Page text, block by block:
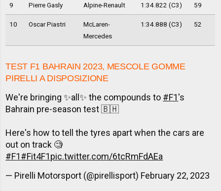
9 Pierre Gasly Alpine-Renault 1:34.822 (C3) 59
10 Oscar Piastri
McLaren-
Mercedes
1:34.888 (C3) 52
TEST F1 BAHRAIN 2023, MESCOLE GOMME
PIRELLI A DISPOSIZIONE
We're bringing ✨all✨ the compounds to #F1's
Bahrain pre-season test 🇧🇭
Here's how to tell the tyres apart when the cars are
out on track 🧐
#F1#Fit4F1pic.twitter.com/6tcRmFdAEa
— Pirelli Motorsport (@pirellisport) February 22, 2023